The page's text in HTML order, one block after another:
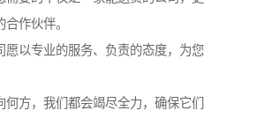
作伙伴。
愿以专业的服务、负责的态度，为您
何方，我们都会竭尽全力，确保它们